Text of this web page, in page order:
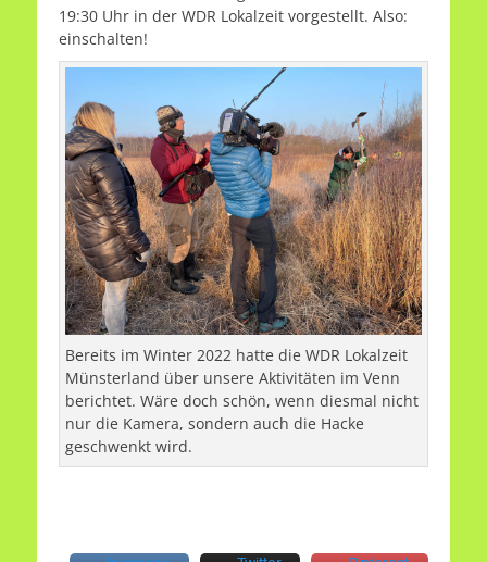
19:30 Uhr in der WDR Lokalzeit vorgestellt. Also:
einschalten!
Bereits im Winter 2022 hatte die WDR Lokalzeit
Münsterland über unsere Aktivitäten im Venn
berichtet. Wäre doch schön, wenn diesmal nicht
nur die Kamera, sondern auch die Hacke
geschwenkt wird.